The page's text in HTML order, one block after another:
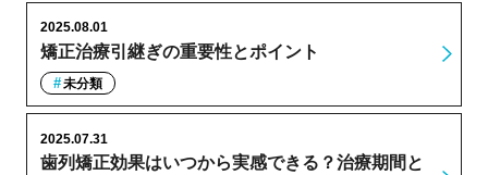
矯正治療引継ぎの重要性とポイント
2025.08.01
未分類
歯列矯正効果はいつから実感できる？治療期間と
2025.07.31